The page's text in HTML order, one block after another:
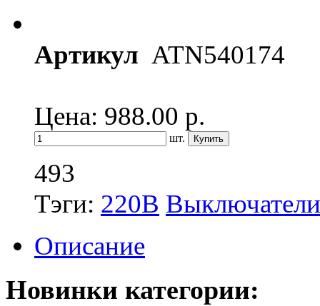
Артикул ATN540174
Цена: 988.00 р.
шт.
493
Тэги: 220В Выключатели
Описание
Новинки категории: